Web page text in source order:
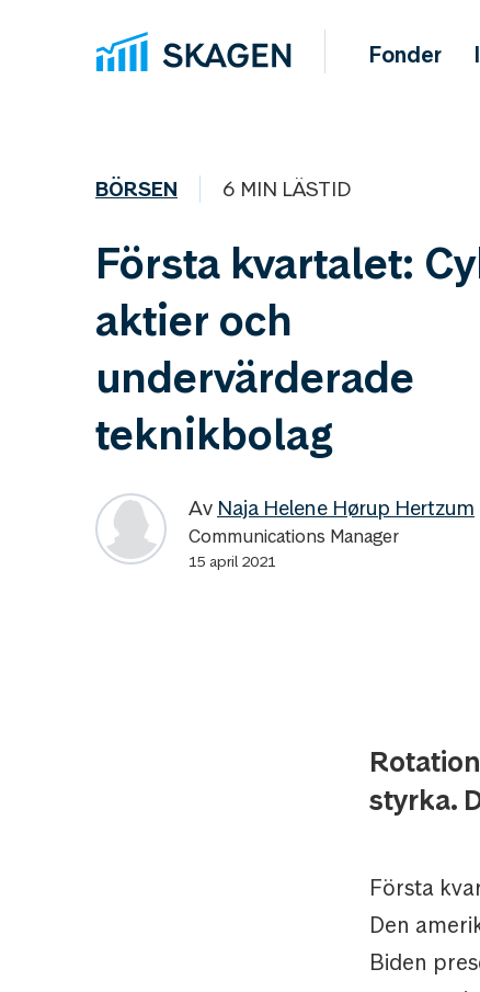
Fonder
BÖRSEN 6 MIN LÄSTID
Första kvartalet:
aktier och
undervärderade
teknikbolag
Av Naja Helene Hørup Hertzum
Communications Manager
15 april 2021
styrka.
Första
Den
Biden